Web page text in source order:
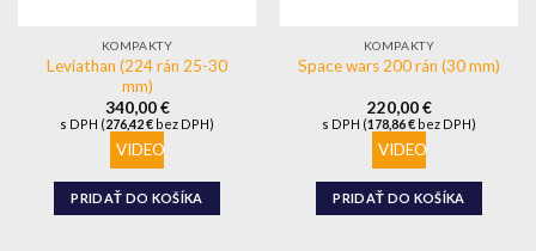
KOMPAKTY
Leviathan (224 rán 25-30
mm)
340,00€
s DPH (276,42€ bez DPH)
VIDEO
PRIDAŤ DO KOŠÍKA
KOMPAKTY
Space wars 200 rán (30 mm)
220,00€
s DPH (178,86€ bez DPH)
VIDEO
PRIDAŤ DO KOŠÍKA